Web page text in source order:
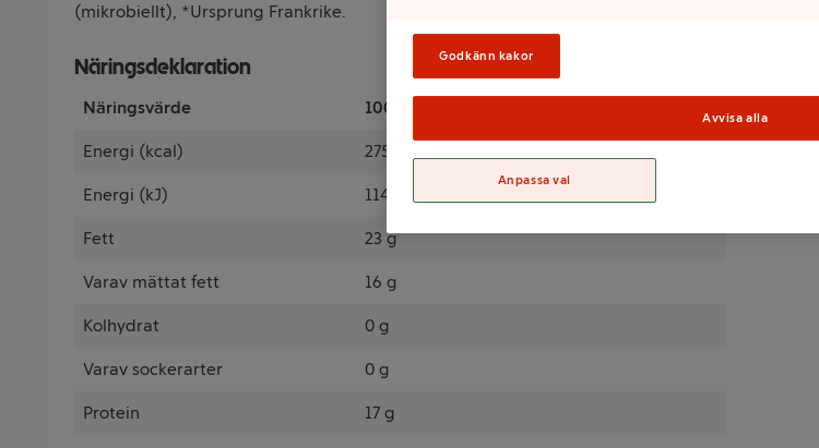
(mikrobiellt), *Ursprung Frankrike.
Näringsdeklaration
Näringsvärde 100 Gram
Energi (kcal) 275 kcal
Energi (kJ) 1140 kJ
Fett 23 g
Varav mättat fett 16 g
Kolhydrat 0 g
Varav sockerarter 0 g
Protein 17 g
Godkänn kakor
Avvisa alla
Anpassa val